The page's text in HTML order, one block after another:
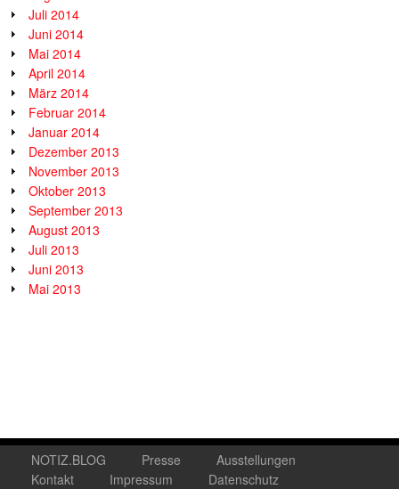
Juli 2014
Juni 2014
Mai 2014
April 2014
März 2014
Februar 2014
Januar 2014
Dezember 2013
November 2013
Oktober 2013
September 2013
August 2013
Juli 2013
Juni 2013
Mai 2013
NOTIZ.BLOG Presse
Ausstellungen
Kontakt
Impressum Datenschutz